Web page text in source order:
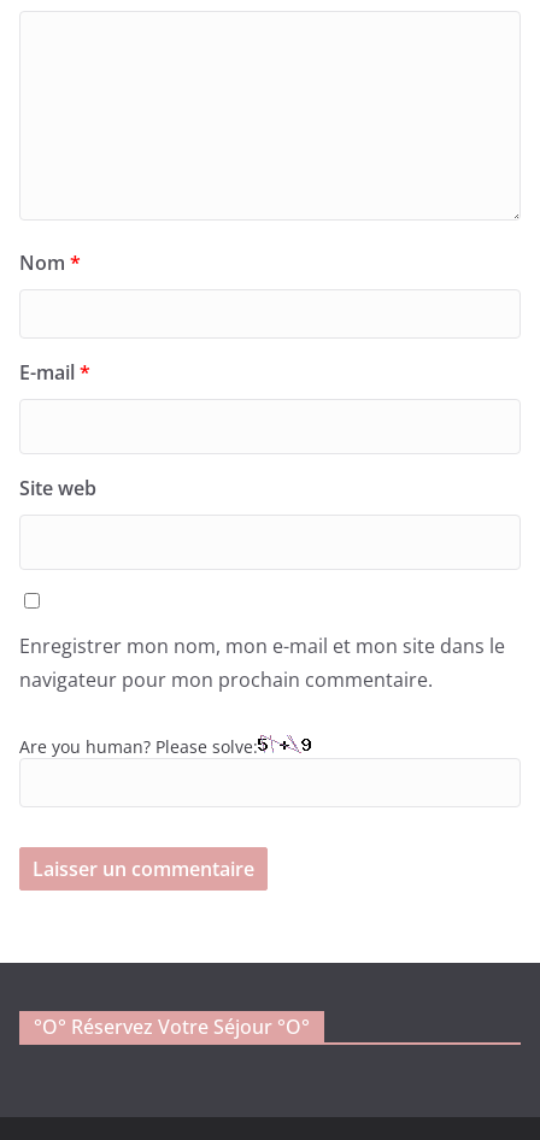
Nom *
E-mail*
Site web
Enregistrer mon nom, mon e-mail et mon site dans le
navigateur pour mon prochain commentaire.
Are you human? Please solve:
°o° Réservez Votre Séjour °O°